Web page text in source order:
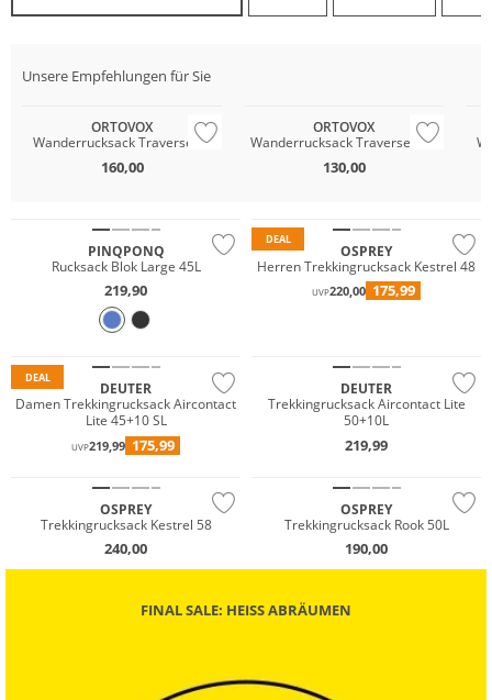
Unsere Empfehlungen für Sie
Nachhaltig
ORTOVOX
Wanderrucksack Traverse 30
160,00
ORTOVOX
Wanderrucksack Traverse 18S
130,00
PINQPONQ
Rucksack Blok Large 45L
219,90
DEAL
OSPREY
Herren Trekkingrucksack Kestrel 48
UVP220,00 175,99
DEAL
DEUTER
Damen Trekkingrucksack Aircontact
Lite 45+10 SL
UVP219,99 175,99
DEUTER
Trekkingrucksack Aircontact Lite
50+10L
219,99
OSPREY
Trekkingrucksack Kestrel 58
240,00
OSPREY
Trekkingrucksack Rook 50L
190,00
FINAL SALE: HEISS ABRÄUMEN